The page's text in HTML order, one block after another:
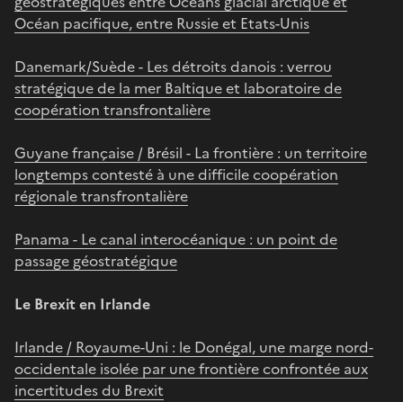
Océan pacifique, entre Russie et Etats-Unis
Danemark/Suède - Les détroits danois : verrou
stratégique de la mer Baltique et laboratoire de
coopération transfrontalière
Guyane française / Brésil - La frontière : un territoire
longtemps contesté à une difficile coopération
régionale transfrontalière
Panama - Le canal interocéanique : un point de
passage géostratégique
Le Brexit en Irlande
Irlande / Royaume-Uni : le Donégal, une marge nord-
occidentale isolée par une frontière confrontée aux
incertitudes du Brexit